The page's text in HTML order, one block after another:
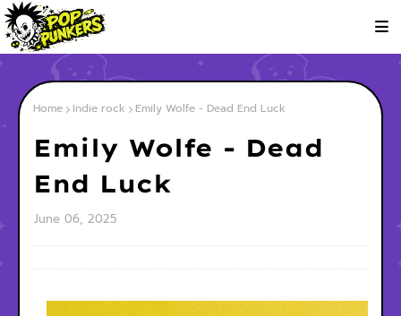
Home Indie rock Emily Wolfe - Dead End Luck
Emily Wolfe - Dead
End Luck
June 06, 2025